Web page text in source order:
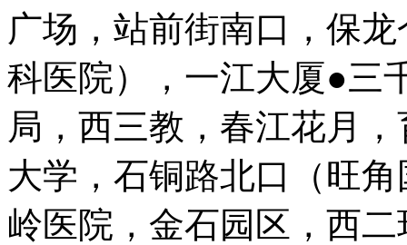
广场，站前街南口，保
科医院），一江大厦●三
局，西三教，春江花月
大学，石铜路北口（旺
岭医院，金石园区，西